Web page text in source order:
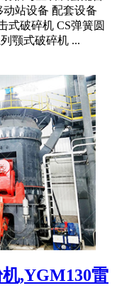
站设备 配套设备
式破碎机 CS弹簧圆
颚式破碎机 ...
,YGM130雷